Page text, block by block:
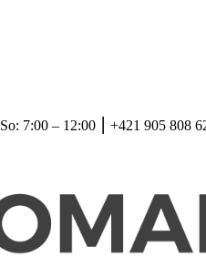
7:00 – 12:00 ⎮ +421 905 808